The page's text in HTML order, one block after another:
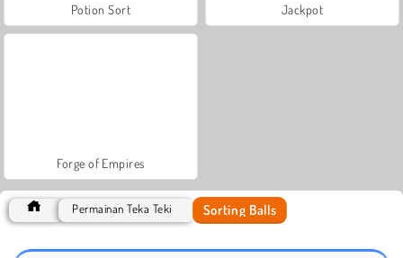
Potion Sort Jackpot
Forge of Empires
Permainan Teka Teki Sorting Balls